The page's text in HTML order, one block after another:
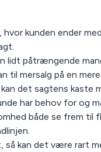
kunden ender
lidt påtrængende
til mersalg på en
det sagtens kaste
har behov for og
både se frem til
kan det være rart